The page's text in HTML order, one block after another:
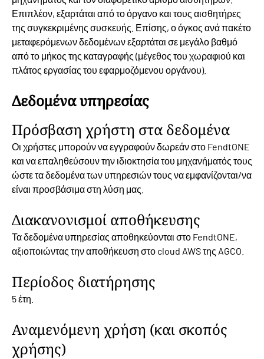
Επιπλέον, εξαρτάται από το όργανο και τους αισθητήρες
της συγκεκριμένης συσκευής. Επίσης, ο όγκος ανά πακέτο
μεταφερόμενων δεδομένων εξαρτάται σε μεγάλο βαθμό
από το μήκος της καταγραφής (μέγεθος του χωραφιού και
πλάτος εργασίας του εφαρμοζόμενου οργάνου).
Δεδομένα υπηρεσίας
Πρόσβαση χρήστη στα δεδομένα
Οι χρήστες μπορούν να εγγραφούν δωρεάν στο FendtONE
και να επαληθεύσουν την ιδιοκτησία του μηχανήματός τους
ώστε τα δεδομένα των υπηρεσιών τους να εμφανίζονται/να
είναι προσβάσιμα στη λύση μας.
Διακανονισμοί αποθήκευσης
Τα δεδομένα υπηρεσίας αποθηκεύονται στο FendtONE,
αξιοποιώντας την αποθήκευση στο cloud AWS της AGCO.
Περίοδος διατήρησης
5 έτη.
Αναμενόμενη χρήση (και σκοπός
χρήσης)